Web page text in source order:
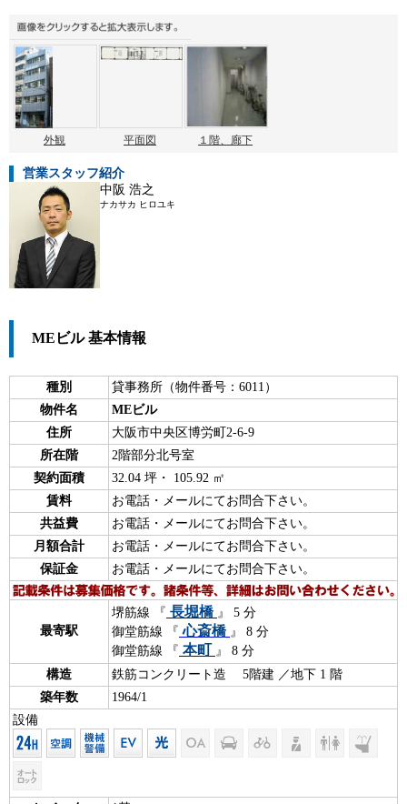
外観 平面図 １階、廊下
営業スタッフ紹介
中阪 浩之
ナカサカ ヒロユキ
MEビル 基本情報
種別
貸事務所（物件番号：6011）
物件名
MEビル
住所
大阪市中央区博労町2-6-9
所在階
2階部分北号室
契約面積
32.04 坪・ 105.92 ㎡
賃料
お電話・メールにてお問合下さい。
共益費
お電話・メールにてお問合下さい。
月額合計
お電話・メールにてお問合下さい。
保証金
お電話・メールにてお問合下さい。
最寄駅
堺筋線 『 長堀橋 』 5 分
御堂筋線 『 心斎橋 』 8 分
御堂筋線 『 本町 』 8 分
構造
鉄筋コンクリート造 5階建 ／地下 1 階
築年数
1964/1
設備